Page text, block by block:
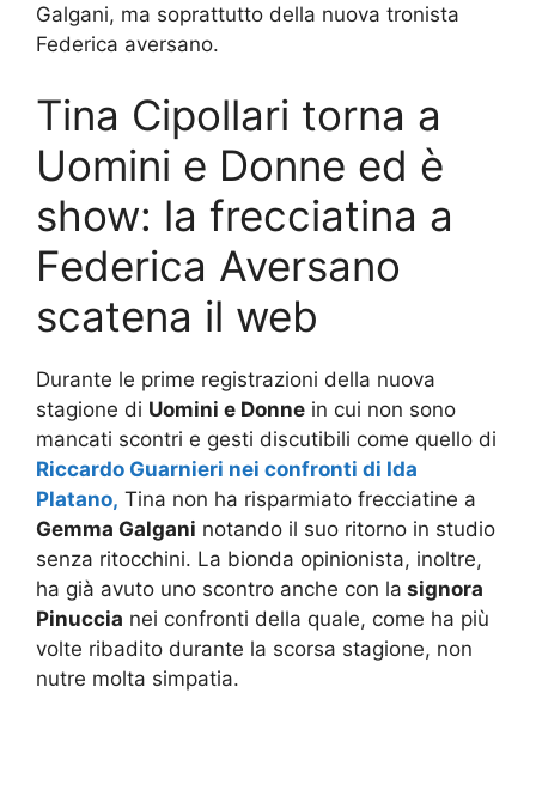
Galgani, ma soprattutto della nuova tronista
Federica aversano.
Tina Cipollari torna a
Uomini e Donne ed è
show: la frecciatina a
Federica Aversano
scatena il web
Durante le prime registrazioni della nuova
stagione di Uomini e Donne in cui non sono
mancati scontri e gesti discutibili come quello di
Riccardo Guarnieri nei confronti di Ida
Platano, Tina non ha risparmiato frecciatine a
Gemma Galgani notando il suo ritorno in studio
senza ritocchini. La bionda opinionista, inoltre,
ha già avuto uno scontro anche con la signora
Pinuccia nei confronti della quale, come ha più
volte ribadito durante la scorsa stagione, non
nutre molta simpatia.